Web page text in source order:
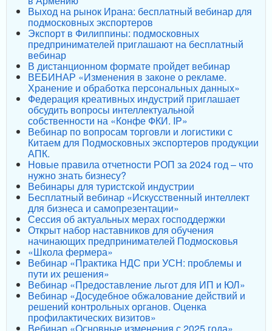
Выход на рынок Ирана: бесплатный вебинар для
подмосковных экспортеров
Экспорт в Филиппины: подмосковных
предпринимателей приглашают на бесплатный
вебинар
В дистанционном формате пройдет вебинар
ВЕБИНАР «Изменения в законе о рекламе.
Хранение и обработка персональных данных»
Федерация креативных индустрий приглашает
обсудить вопросы интеллектуальной
собственности на «Конфе ФКИ. IP»
Вебинар по вопросам торговли и логистики с
Китаем для Подмосковных экспортеров продукции
АПК.
Новые правила отчетности РОП за 2024 год – что
нужно знать бизнесу?
Вебинары для туристской индустрии
Бесплатный вебинар «Искусственный интеллект
для бизнеса и самопрезентации»
Сессия об актуальных мерах господдержки
Открыт набор наставников для обучения
начинающих предпринимателей Подмосковья
«Школа фермера»
Вебинар «Практика НДС при УСН: проблемы и
пути их решения»
Вебинар «Предоставление льгот для ИП и ЮЛ»
Вебинар «Досудебное обжалование действий и
решений контрольных органов. Оценка
профилактических визитов»
Вебинар «Основные изменения с 2025 года»